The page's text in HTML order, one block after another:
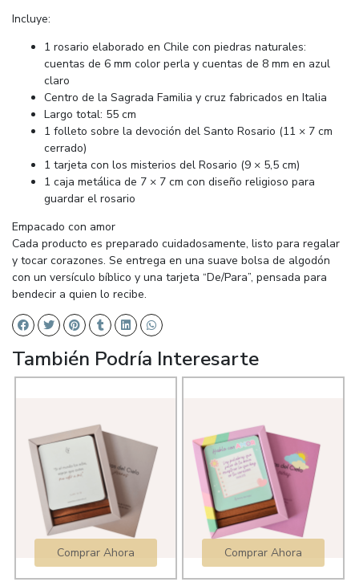
Incluye:
1 rosario elaborado en Chile con piedras naturales:
cuentas de 6 mm color perla y cuentas de 8 mm en azul
claro
Centro de la Sagrada Familia y cruz fabricados en Italia
Largo total: 55 cm
1 folleto sobre la devoción del Santo Rosario (11 × 7 cm
cerrado)
1 tarjeta con los misterios del Rosario (9 × 5,5 cm)
1 caja metálica de 7 × 7 cm con diseño religioso para
guardar el rosario
Empacado con amor
Cada producto es preparado cuidadosamente, listo para regalar
y tocar corazones. Se entrega en una suave bolsa de algodón
con un versículo bíblico y una tarjeta “De/Para”, pensada para
bendecir a quien lo recibe.
También Podría Interesarte
Comprar Ahora Comprar Ahora